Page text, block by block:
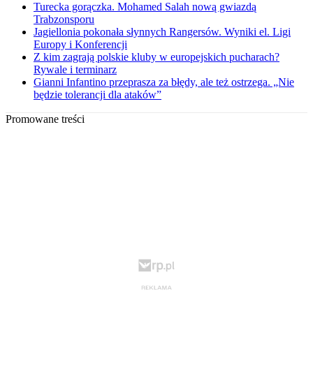
Turecka gorączka. Mohamed Salah nową gwiazdą
Trabzonsporu
Jagiellonia pokonała słynnych Rangersów. Wyniki el. Ligi
Europy i Konferencji
Z kim zagrają polskie kluby w europejskich pucharach?
Rywale i terminarz
Gianni Infantino przeprasza za błędy, ale też ostrzega. „Nie
będzie tolerancji dla ataków”
Promowane treści